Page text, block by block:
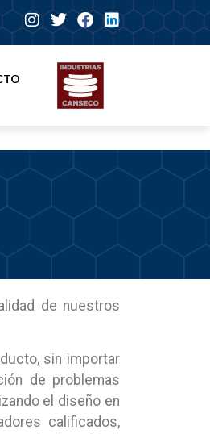
de nuestros
sin importar
de problemas
el diseño en
calificados,